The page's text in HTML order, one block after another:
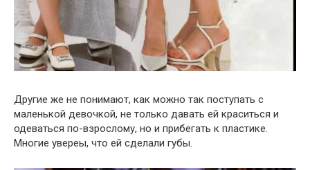
Другие же не понимают, как можно так поступать с
маленькой девочкой, не только давать ей краситься и
одеваться по-взрослому, но и прибегать к пластике.
Многие увереы, что ей сделали губы.